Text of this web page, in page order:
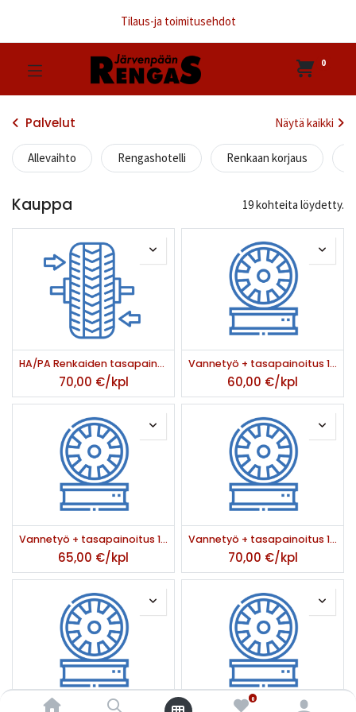
0
Tilaus-ja toimitusehdot
0
Palvelut Näytä kaikki
Allevaihto Rengashotelli Renkaan korjaus
Kauppa 19 kohteita löydetty.
HA/PA Renkaiden tasapainotus auton alta 4 kpl
70,00 €/kpl
Vannetyö + tasapainoitus 15' 4 kpl
60,00 €/kpl
Vannetyö + tasapainoitus 16' 4 kpl
65,00 €/kpl
Vannetyö + tasapainoitus 17' 4 kpl
70,00 €/kpl